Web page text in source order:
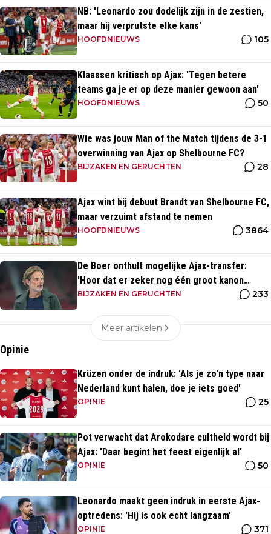
NB: 'Leonardo zou dodelijk zijn in de zestien,
maar hij verprutste elke kans'
HOOFDNIEUWS 105
Klaassen kritisch op Ajax: 'Tegen betere
teams ga je er op deze manier gewoon aan'
HOOFDNIEUWS 50
Wie was jouw Man of the Match tijdens de 3-1
overwinning van Ajax op Shelbourne FC?
BIJZAKEN EN GERUCHTEN 28
Ajax wint bij debuut Brandt van Shelbourne FC,
maar verzuimt afstand te nemen
HOOFDNIEUWS 3864
De Boer onthult mogelijke Ajax-transfer:
'Hoor dat er zeker nog één groot kanon
aankomt'
BIJZAKEN EN GERUCHTEN 233
Meer artikelen
Opinie
Krüzen onder de indruk: 'Als je zo'n type naar
Nederland kunt halen, doe je iets goed'
OPINIE 25
Pot verwacht dat Arokodare cultheld wordt bij
Ajax: 'Daar begint het feest eigenlijk al'
OPINIE 50
Leonardo maakt geen indruk in eerste Ajax-
optredens: 'Hij is ook echt langzaam'
OPINIE 371